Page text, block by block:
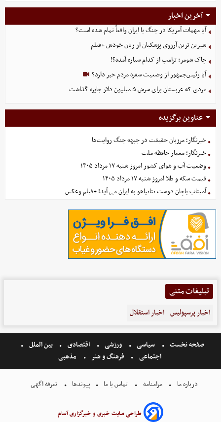
آخرین اخبار
آیا مهمات آمریکا در جنگ با ایران واقعاً تمام شده است؟
شیرین ترین آرزوی پزشکیان از زبان خودش +فیلم
چاک شومر: ترامپ از کدام سیاره آمده؟!
آیا رئیس‌جمهور از وضعیت سفره مردم خبر دارد؟
مردی که عربستان برای سرش ۵ میلیون دلار جایزه گذاشت
عناوین برگزیده
خبرنگار؛ مرزبان حقیقت در جبهه جنگ روایت‌ها
خبرنگار؛ معمار حافظه ملت
وضعیت آب و هوای کشور امروز شنبه ۱۷ مرداد ۱۴۰۵
قیمت سکه و طلا امروز شنبه ۱۷ مرداد ۱۴۰۵
آمیتاب باچان دوست نتانیاهو به ایران می آید! +فیلم وعکس
تبلیغات متنی
اخبار پرسپولیس اخبار استقلال
صفحه نخست سیاسی ورزشی اقتصادی
بین الملل
اجتماعی
فرهنگ و هنر مذهبی
درباره ما مرامنامه تماس با ما پیوندها تعرفه اگهی
طراحی سایت خبری و خبرگزاری آسام